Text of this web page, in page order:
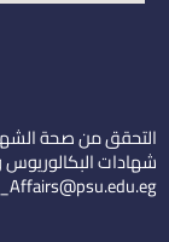
التحقق من صحة
شهادات البكالوريوس